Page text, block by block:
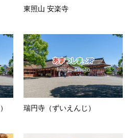
東照山 安楽寺
瑞円寺（ずいえんじ）